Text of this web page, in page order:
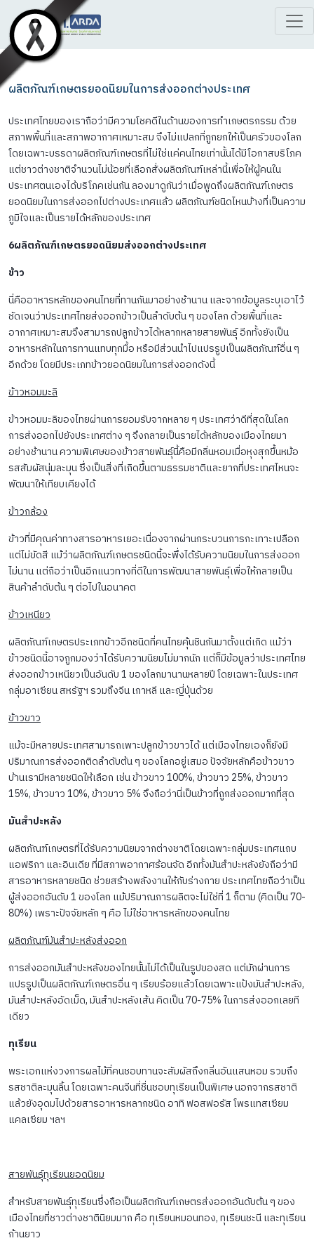
ผลิตภัณฑ์เกษตรยอดนิยมในการส่งออกต่างประเทศ
ประเทศไทยของเราถือว่ามีความโชคดีในด้านของการทำเกษตรกรรม ด้วย
สภาพพื้นที่และสภาพอากาศเหมาะสม จึงไม่แปลกที่ถูกยกให้เป็นครัวของโลก
โดยเฉพาะบรรดาผลิตภัณฑ์เกษตรที่ไม่ใช่แค่คนไทยเท่านั้นได้มีโอกาสบริโภค
แต่ชาวต่างชาติจำนวนไม่น้อยที่เลือกสั่งผลิตภัณฑ์เหล่านี้เพื่อให้ผู้คนใน
ประเทศตนเองได้บริโภคเช่นกัน ลองมาดูกันว่าเมื่อพูดถึงผลิตภัณฑ์เกษตร
ยอดนิยมในการส่งออกไปต่างประเทศแล้ว ผลิตภัณฑ์ชนิดไหนบ้างที่เป็นความ
ภูมิใจและเป็นรายได้หลักของประเทศ
6ผลิตภัณฑ์เกษตรยอดนิยมส่งออกต่างประเทศ
ข้าว
นี่คืออาหารหลักของคนไทยที่ทานกันมาอย่างช้านาน และจากข้อมูลระบุเอาไว้
ชัดเจนว่าประเทศไทยส่งออกข้าวเป็นลำดับต้น ๆ ของโลก ด้วยพื้นที่และ
อากาศเหมาะสมจึงสามารถปลูกข้าวได้หลากหลายสายพันธุ์ อีกทั้งยังเป็น
อาหารหลักในการทานแทบทุกมื้อ หรือมีส่วนนำไปแปรรูปเป็นผลิตภัณฑ์อื่น ๆ
อีกด้วย โดยมีประเภทข้าวยอดนิยมในการส่งออกดังนี้
ข้าวหอมมะลิ
ข้าวหอมมะลิของไทยผ่านการยอมรับจากหลาย ๆ ประเทศว่าดีที่สุดในโลก
การส่งออกไปยังประเทศต่าง ๆ จึงกลายเป็นรายได้หลักของเมืองไทยมา
อย่างช้านาน ความพิเศษของข้าวสายพันธุ์นี้คือมีกลิ่นหอมเมื่อหุงสุกขึ้นหม้อ
รสสัมผัสนุ่มละมุน ซึ่งเป็นสิ่งที่เกิดขึ้นตามธรรมชาติและยากที่ประเทศไหนจะ
พัฒนาให้เทียบเคียงได้
ข้าวกล้อง
ข้าวที่มีคุณค่าทางสารอาหารเยอะเนื่องจากผ่านกระบวนการกะเทาะเปลือก
แต่ไม่ขัดสี แม้ว่าผลิตภัณฑ์เกษตรชนิดนี้จะพึ่งได้รับความนิยมในการส่งออก
ไม่นาน แต่ถือว่าเป็นอีกแนวทางที่ดีในการพัฒนาสายพันธุ์เพื่อให้กลายเป็น
สินค้าลำดับต้น ๆ ต่อไปในอนาคต
ข้าวเหนียว
ผลิตภัณฑ์เกษตรประเภทข้าวอีกชนิดที่คนไทยคุ้นชินกันมาตั้งแต่เกิด แม้ว่า
ข้าวชนิดนี้อาจถูกมองว่าได้รับความนิยมไม่มากนัก แต่ก็มีข้อมูลว่าประเทศไทย
ส่งออกข้าวเหนียวเป็นอันดับ 1 ของโลกมานานหลายปี โดยเฉพาะในประเทศ
กลุ่มอาเซียน สหรัฐฯ รวมถึงจีน เกาหลี และญี่ปุ่นด้วย
ข้าวขาว
แม้จะมีหลายประเทศสามารถเพาะปลูกข้าวขาวได้ แต่เมืองไทยเองก็ยังมี
ปริมาณการส่งออกติดลำดับต้น ๆ ของโลกอยู่เสมอ ปัจจัยหลักคือข้าวขาว
บ้านเรามีหลายชนิดให้เลือก เช่น ข้าวขาว 100%, ข้าวขาว 25%, ข้าวขาว
15%, ข้าวขาว 10%, ข้าวขาว 5% จึงถือว่านี่เป็นข้าวที่ถูกส่งออกมากที่สุด
มันสำปะหลัง
ผลิตภัณฑ์เกษตรที่ได้รับความนิยมจากต่างชาติโดยเฉพาะกลุ่มประเทศแถบ
แอฟริกา และอินเดีย ที่มีสภาพอากาศร้อนจัด อีกทั้งมันสำปะหลังยังถือว่ามี
สารอาหารหลายชนิด ช่วยสร้างพลังงานให้กับร่างกาย ประเทศไทยถือว่าเป็น
ผู้ส่งออกอันดับ 1 ของโลก แม้ปริมาณการผลิตจะไม่ใช่ที่ 1 ก็ตาม (คิดเป็น 70-
80%) เพราะปัจจัยหลัก ๆ คือ ไม่ใช่อาหารหลักของคนไทย
ผลิตภัณฑ์มันสำปะหลังส่งออก
การส่งออกมันสำปะหลังของไทยนั้นไม่ได้เป็นในรูปของสด แต่มักผ่านการ
แปรรูปเป็นผลิตภัณฑ์เกษตรอื่น ๆ เรียบร้อยแล้วโดยเฉพาะแป้งมันสำปะหลัง,
มันสำปะหลังอัดเม็ด, มันสำปะหลังเส้น คิดเป็น 70-75% ในการส่งออกเลยที
เดียว
ทุเรียน
พระเอกแห่งวงการผลไม้ที่คนชอบทานจะสัมผัสถึงกลิ่นอันแสนหอม รวมถึง
รสชาติละมุนลิ้น โดยเฉพาะคนจีนที่ชื่นชอบทุเรียนเป็นพิเศษ นอกจากรสชาติ
แล้วยังอุดมไปด้วยสารอาหารหลากชนิด อาทิ ฟอสฟอรัส โพรแทสเซียม
แคลเซียม ฯลฯ
สายพันธุ์ทุเรียนยอดนิยม
สำหรับสายพันธุ์ทุเรียนซึ่งถือเป็นผลิตภัณฑ์เกษตรส่งออกอันดับต้น ๆ ของ
เมืองไทยที่ชาวต่างชาตินิยมมาก คือ ทุเรียนหมอนทอง, ทุเรียนชะนี และทุเรียน
ก้านยาว